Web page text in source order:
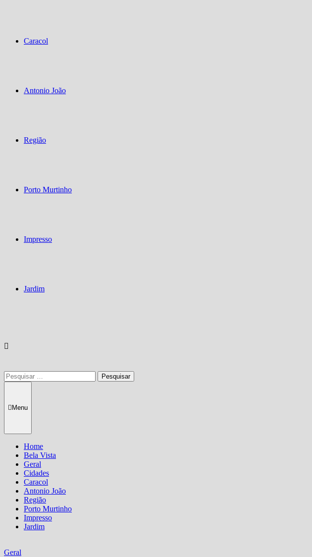
Caracol
Antonio João
Região
Porto Murtinho
Impresso
Jardim
Pesquisar
por:
Menu
Home
Bela Vista
Geral
Cidades
Caracol
Antonio João
Região
Porto Murtinho
Impresso
Jardim
Geral